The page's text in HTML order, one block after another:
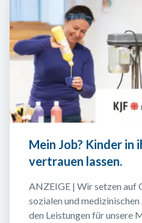
Mein Job? Kinder in
vertrauen lassen.
ANZEIGE | Wir setzen auf
sozialen und
den Leistungen für unsere